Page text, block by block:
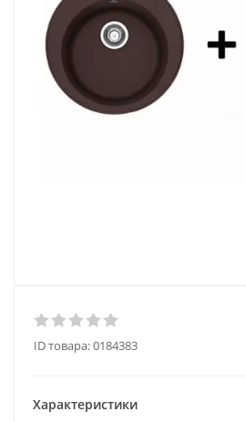
ID товара:0184383
Характеристики